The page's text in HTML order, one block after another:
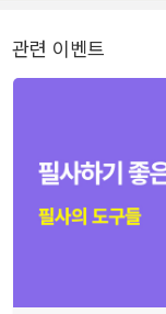
관련 이벤트